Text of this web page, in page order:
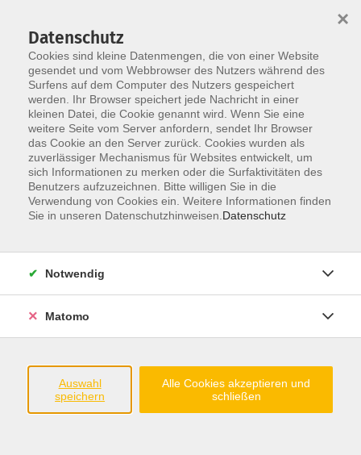
Skip to main content
Die Kategorie konnte nicht gefunden werden.
im Landkreis Grafschaft Bentheim e.V.
Steinmaate 2
Datenschutz
Cookies sind kleine Datenmengen, die von einer Website
gesendet und vom Webbrowser des Nutzers während des
Surfens auf dem Computer des Nutzers gespeichert
werden. Ihr Browser speichert jede Nachricht in einer
kleinen Datei, die Cookie genannt wird. Wenn Sie eine
weitere Seite vom Server anfordern, sendet Ihr Browser
das Cookie an den Server zurück. Cookies wurden als
zuverlässiger Mechanismus für Websites entwickelt, um
sich Informationen zu merken oder die Surfaktivitäten des
Benutzers aufzuzeichnen. Bitte willigen Sie in die
Verwendung von Cookies ein. Weitere Informationen finden
Sie in unseren Datenschutzhinweisen. Datenschutz
×
Notwendig
Matomo
Auswahl
speichern
Alle Cookies akzeptieren und
schließen